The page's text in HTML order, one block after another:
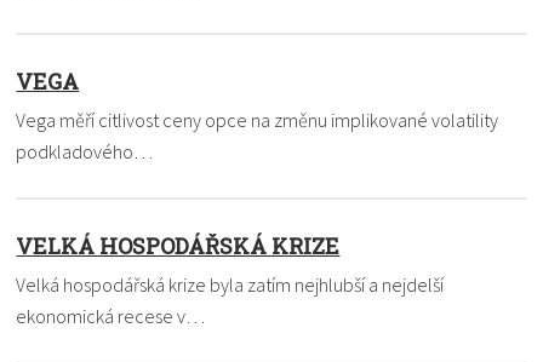
VEGA
Vega měří citlivost ceny opce na změnu implikované volatility
podkladového…
VELKÁ HOSPODÁŘSKÁ KRIZE
Velká hospodářská krize byla zatím nejhlubší a nejdelší
ekonomická recese v…